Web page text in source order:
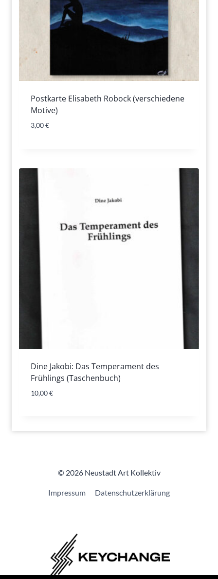
Postkarte Elisabeth Robock (verschiedene
Motive)
3,00€
Dine Jakobi: Das Temperament des
Frühlings (Taschenbuch)
10,00€
© 2026 Neustadt Art Kollektiv
Impressum Datenschutzerklärung